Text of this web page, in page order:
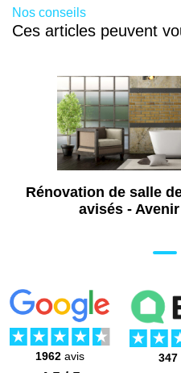
(85)
Constructeur de
Construction de
Montaigu-Vendée
Surélévation de
Vendée (85)
Nos conseils
Ces articles peuvent
Rénovation de salle
avisés -
1962 avis 347